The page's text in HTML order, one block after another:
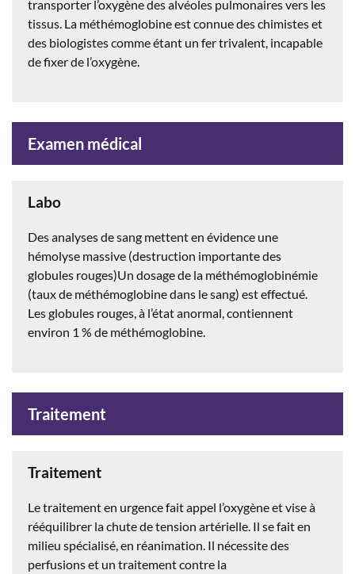
transporter l’oxygène des alvéoles pulmonaires vers les
tissus. La méthémoglobine est connue des chimistes et
des biologistes comme étant un fer trivalent, incapable
de fixer de l’oxygène.
Examen médical
Labo
Des analyses de sang mettent en évidence une
hémolyse massive (destruction importante des
globules rouges)Un dosage de la méthémoglobinémie
(taux de méthémoglobine dans le sang) est effectué.
Les globules rouges, à l’état anormal, contiennent
environ 1 % de méthémoglobine.
Traitement
Traitement
Le traitement en urgence fait appel l’oxygène et vise à
rééquilibrer la chute de tension artérielle. Il se fait en
milieu spécialisé, en réanimation. Il nécessite des
perfusions et un traitement contre la